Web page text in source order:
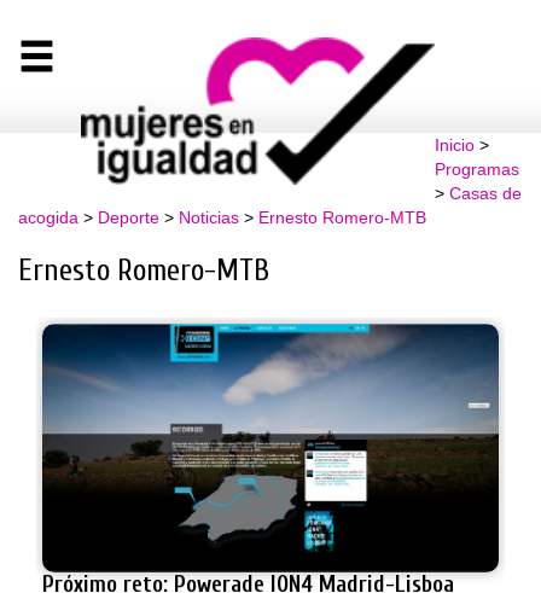
Inicio>
Programas
> Casas de
acogida > Deporte > Noticias > Ernesto Romero-MTB
Ernesto Romero-MTB
Próximo reto: Powerade ION4 Madrid-Lisboa